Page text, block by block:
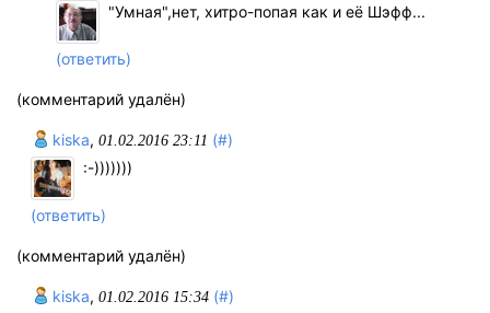
"Умная",нет, хитро-попая как и её Шэфф...
(ответить)
(комментарий удалён)
kiska, 01.02.2016 23:11 (#)
:-)))))))
(ответить)
(комментарий удалён)
kiska, 01.02.2016 15:34 (#)